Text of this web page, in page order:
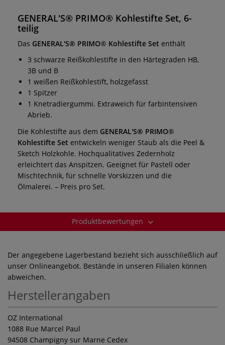
GENERAL'S® PRIMO® Kohlestifte Set, 6-
teilig
Das GENERAL'S® PRIMO® Kohlestifte Set enthält
3 schwarze Reißkohlestifte in den Härtegraden HB,
3B und B
1 weißen Reißkohlestift, holzgefasst
1 Spitzer
1 Knetradiergummi. Extraweich für farbintensiven
Abrieb.
Die Kohlestifte aus dem GENERAL'S® PRIMO®
Kohlestifte Set entwickeln weniger Staub als die Peel &
Sketch Holzkohle. Hochqualitatives Zedernholz
erleichtert das Anspitzen. Geeignet für Pastell oder
Mischtechnik, für schnelle Vorskizzen und die
Ölmalerei. – Preis pro Set.
Produktbewertungen
Der angegebene Lagerbestand bezieht sich ausschließlich auf
unser Onlineangebot. Bestände in unseren Filialen können
abweichen.
Herstellerangaben
OZ International
1088 Rue Marcel Paul
94508 Champigny sur Marne Cedex